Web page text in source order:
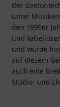
der
unter
den 1990er
und
und wurde
auf diesem
auch eine
Studio- und